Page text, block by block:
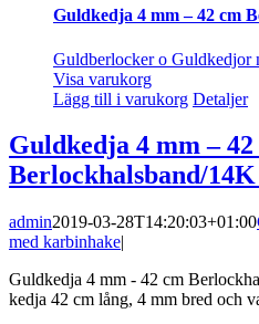
Guldkedja 4 mm – 42 cm
Guldberlocker o Guldkedjor
Visa varukorg
Lägg till i varukorg Detaljer
Guldkedja 4 mm – 42
Berlockhalsband/
admin2019-03-28T14:20:03+01:00
med karbinhake|
Guldkedja 4 mm - 42 cm
kedja 42 cm lång, 4 mm bred och